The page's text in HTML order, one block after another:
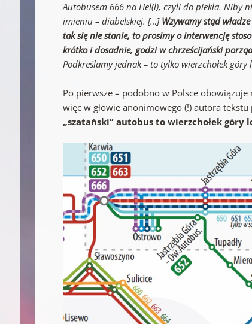
Autobusem 666 na Hel(l), czyli do piekła.
imieniu – diabelskiej. […] Wzywamy stąd
tak się nie stanie, to prosimy o interwencję
krótko i dosadnie, godzi w chrześcijański
Podkreślamy jednak – to tylko wierzchołek
Po pierwsze – podobno w Polsce
więc w głowie anonimowego (!) autora
„szatański” autobus to wierzchołek